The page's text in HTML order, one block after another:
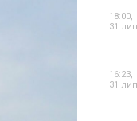
18:00,
31
16:23,
31